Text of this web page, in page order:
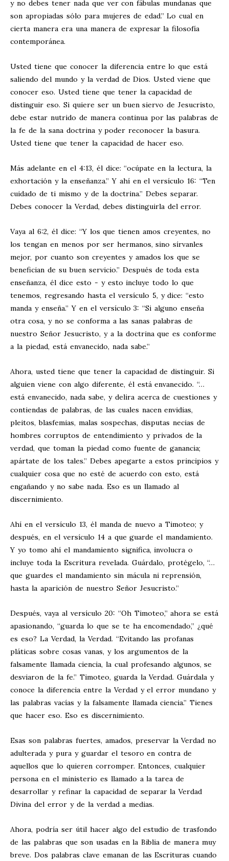
y no debes tener nada que ver con fábulas mundanas que
son apropiadas sólo para mujeres de edad.” Lo cual en
cierta manera era una manera de expresar la filosofía
contemporánea.
Usted tiene que conocer la diferencia entre lo que está
saliendo del mundo y la verdad de Dios. Usted viene que
conocer eso. Usted tiene que tener la capacidad de
distinguir eso. Si quiere ser un buen siervo de Jesucristo,
debe estar nutrido de manera continua por las palabras de
la fe de la sana doctrina y poder reconocer la basura.
Usted tiene que tener la capacidad de hacer eso.
Más adelante en el 4:13, él dice: “ocúpate en la lectura, la
exhortación y la enseñanza.” Y ahí en el versículo 16: “Ten
cuidado de ti mismo y de la doctrina.” Debes separar.
Debes conocer la Verdad, debes distinguirla del error.
Vaya al 6:2, él dice: “Y los que tienen amos creyentes, no
los tengan en menos por ser hermanos, sino sírvanles
mejor, por cuanto son creyentes y amados los que se
benefician de su buen servicio.” Después de toda esta
enseñanza, él dice esto - y esto incluye todo lo que
tenemos, regresando hasta el versículo 5, y dice: “esto
manda y enseña.” Y en el versículo 3: “Si alguno enseña
otra cosa, y no se conforma a las sanas palabras de
nuestro Señor Jesucristo, y a la doctrina que es conforme
a la piedad, está envanecido, nada sabe.”
Ahora, usted tiene que tener la capacidad de distinguir. Si
alguien viene con algo diferente, él está envanecido. “…
está envanecido, nada sabe, y delira acerca de cuestiones y
contiendas de palabras, de las cuales nacen envidias,
pleitos, blasfemias, malas sospechas, disputas necias de
hombres corruptos de entendimiento y privados de la
verdad, que toman la piedad como fuente de ganancia;
apártate de los tales.” Debes apegarte a estos principios y
cualquier cosa que no esté de acuerdo con esto, está
engañando y no sabe nada. Eso es un llamado al
discernimiento.
Ahí en el versículo 13, él manda de nuevo a Timoteo; y
después, en el versículo 14 a que guarde el mandamiento.
Y yo tomo ahí el mandamiento significa, involucra o
incluye toda la Escritura revelada. Guárdalo, protégelo, “…
que guardes el mandamiento sin mácula ni reprensión,
hasta la aparición de nuestro Señor Jesucristo.”
Después, vaya al versículo 20: “Oh Timoteo,” ahora se está
apasionando, “guarda lo que se te ha encomendado,” ¿qué
es eso? La Verdad, la Verdad. “Evitando las profanas
pláticas sobre cosas vanas, y los argumentos de la
falsamente llamada ciencia, la cual profesando algunos, se
desviaron de la fe.” Timoteo, guarda la Verdad. Guárdala y
conoce la diferencia entre la Verdad y el error mundano y
las palabras vacías y la falsamente llamada ciencia.” Tienes
que hacer eso. Eso es discernimiento.
Esas son palabras fuertes, amados, preservar la Verdad no
adulterada y pura y guardar el tesoro en contra de
aquellos que lo quieren corromper. Entonces, cualquier
persona en el ministerio es llamado a la tarea de
desarrollar y refinar la capacidad de separar la Verdad
Divina del error y de la verdad a medias.
Ahora, podría ser útil hacer algo del estudio de trasfondo
de las palabras que son usadas en la Biblia de manera muy
breve. Dos palabras clave emanan de las Escrituras cuando